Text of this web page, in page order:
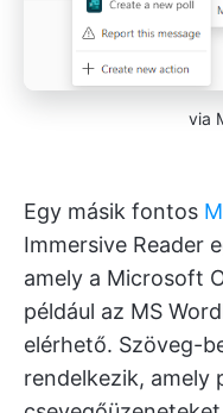
via
Egy másik fontos
Immersive Reader
amely a Microsoft
például az MS
elérhető. Szöveg-
rendelkezik, amely